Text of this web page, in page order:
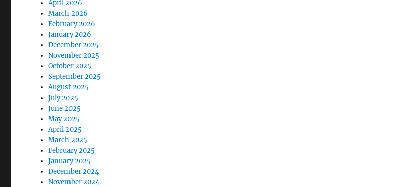
April 2026
March 2026
February 2026
January 2026
December 2025
November 2025
October 2025
September 2025
August 2025
July 2025
June 2025
May 2025
April 2025
March 2025
February 2025
January 2025
December 2024
November 2024